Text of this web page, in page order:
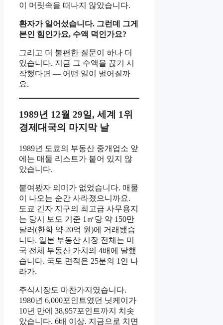
이 머릿속을 떠나지 않았습니다.
환자가 일어섰습니다. 그런데 그게
본인 힘인가요, 수액 덕인가요?
그리고 더 불편한 질문이 하나 더
있습니다. 지금 그 수액을 끊기 시
작했다면 — 어떤 일이 벌어질까
요.
1989년 12월 29일, 세계 1위
경제대국의 마지막 날
1989년 도쿄의 부동산 중개업소 앞
에는 매물 리스트가 붙어 있지 않
았습니다.
붙여봤자 의미가 없었습니다. 매물
이 나오는 순간 사라졌으니까요.
도쿄 긴자 지구의 최고급 사무용지
는 당시 보도 기준 1㎡당 약 150만
달러(한화 약 20억 원)에 거래됐습
니다. 일본 부동산 시장 전체는 미
국 전체 부동산 가치의 4배에 달했
습니다. 국토 면적은 25분의 1인 나
라가.
주식시장도 마찬가지였습니다.
1980년 6,000포인트였던 닛케이가
10년 만에 38,957포인트까지 치솟
았습니다. 6배 이상. 지금으로 치면